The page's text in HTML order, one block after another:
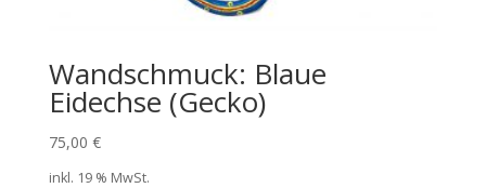
Wandschmuck: Blaue
Eidechse (Gecko)
75,00 €
inkl. 19 % MwSt.